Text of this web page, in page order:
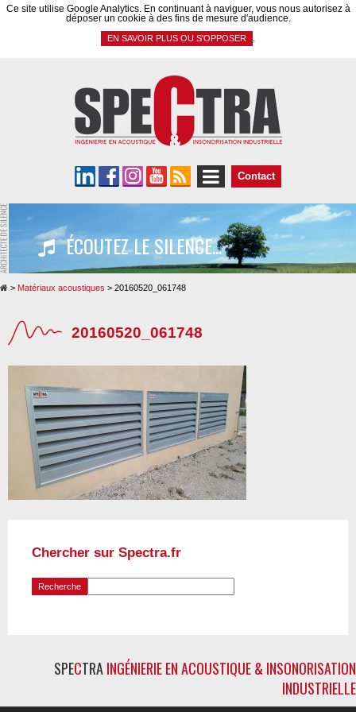
Ce site utilise Google Analytics. En continuant à naviguer, vous nous autorisez à
déposer un cookie à des fins de mesure d'audience.
EN SAVOIR PLUS OU S'OPPOSER .
Contact
ÉCOUTEZ LE SILENCE...
> Matériaux acoustiques > 20160520_061748
20160520_061748
Chercher sur Spectra.fr
SPECTRAINGÉNIERIE EN ACOUSTIQUE & INSONORISATION
INDUSTRIELLE
Panneau de gestion des cookies